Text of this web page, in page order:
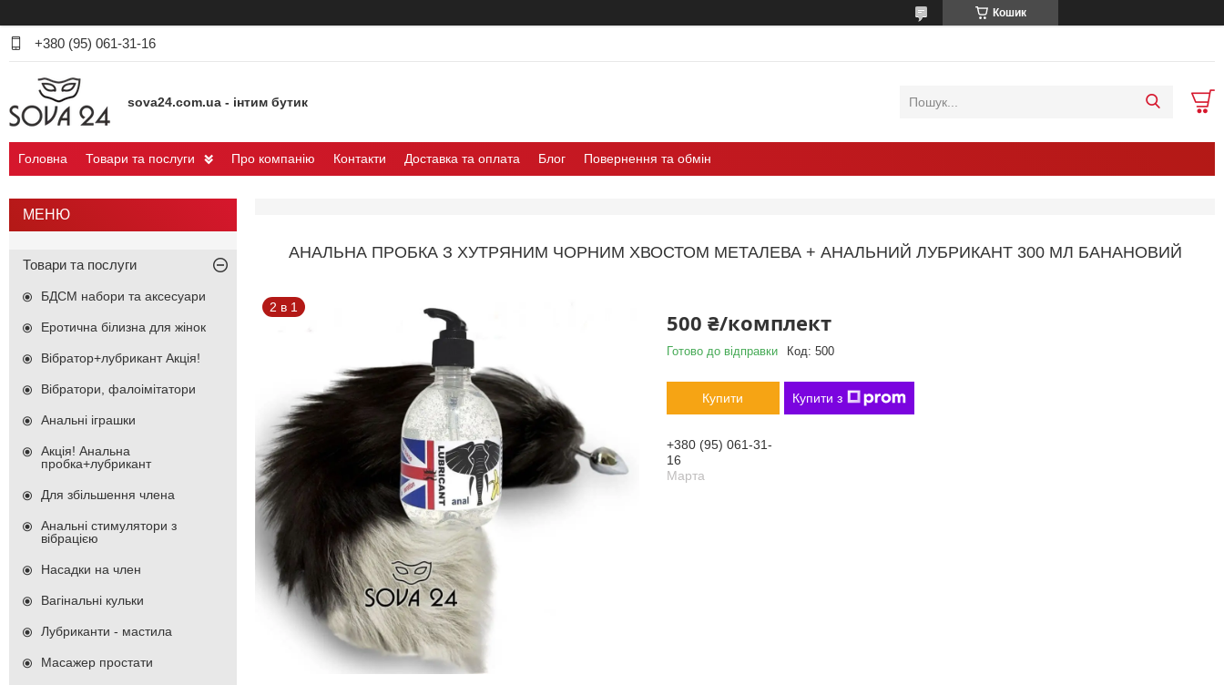
Кошик
+380 (95) 061-31-16
sova24.com.ua - інтим бутик
Головна Товари та послуги Про компанію Контакти Доставка та оплата Блог Повернення та обмін
АНАЛЬНА ПРОБКА З ХУТРЯНИМ ЧОРНИМ ХВОСТОМ МЕТАЛЕВА + АНАЛЬНИЙ ЛУБРИКАНТ 300 МЛ БАНАНОВИЙ
2 в 1
500 ₴/комплект
Готово до відправки Код: 500
Купити Купити з
+380 (95) 061-31-
16
Марта
Товари та послуги
БДСМ набори та аксесуари
Еротична білизна для жінок
Вібратор+лубрикант Акція!
Вібратори, фалоімітатори
Анальні іграшки
Акція! Анальна
пробка+лубрикант
Для збільшення члена
Анальні стимулятори з
вібрацією
Насадки на член
Вагінальні кульки
Лубриканти - мастила
Масажер простати